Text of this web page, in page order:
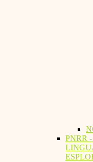
PNRR